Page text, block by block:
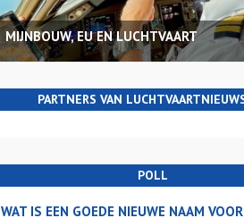
MIJNBOUW, EU EN LUCHTVAART
PARTNERS VAN
POLL
WAT IS EEN GOEDE NIEUWE NAAM